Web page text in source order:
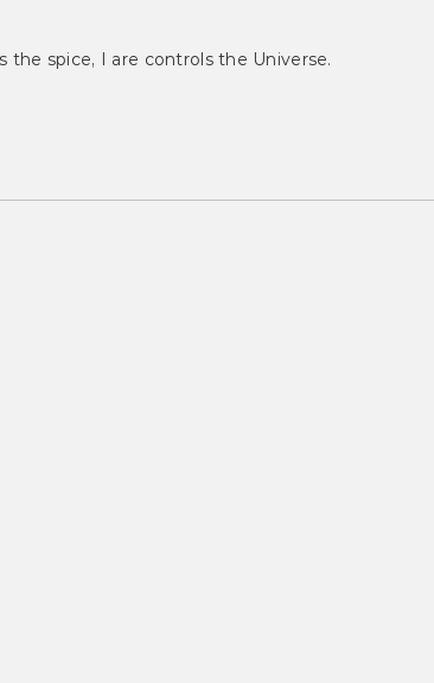
the spice, I are controls the Universe.